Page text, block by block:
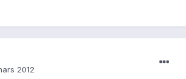
2012